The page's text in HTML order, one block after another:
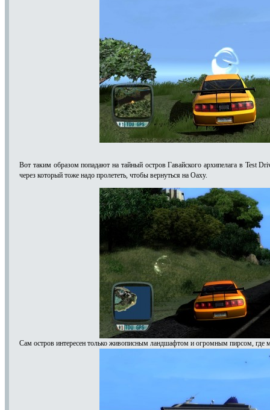
Вот таким образом попадают на тайный остров Гавайского архипелага в Test
через который тоже надо пролететь, чтобы вернуться на Оаху.
Сам остров интересен только живописным ландшафтом и огромным пирсом, где